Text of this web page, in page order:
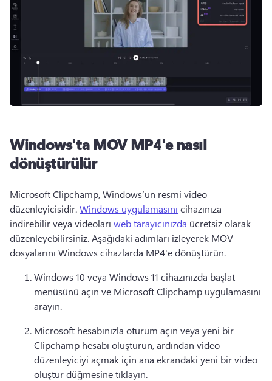
Windows'ta MOV MP4'e nasıl
dönüştürülür
Microsoft Clipchamp, Windows’un resmi video
düzenleyicisidir. Windows uygulamasını cihazınıza
indirebilir veya videoları web tarayıcınızda ücretsiz olarak
düzenleyebilirsiniz. Aşağıdaki adımları izleyerek MOV
dosyalarını Windows cihazlarda MP4'e dönüştürün.
Windows 10 veya Windows 11 cihazınızda başlat
menüsünü açın ve Microsoft Clipchamp uygulamasını
arayın.
Microsoft hesabınızla oturum açın veya yeni bir
Clipchamp hesabı oluşturun, ardından video
düzenleyiciyi açmak için ana ekrandaki yeni bir video
oluştur düğmesine tıklayın.